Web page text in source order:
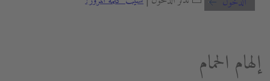
إلهام الحمام